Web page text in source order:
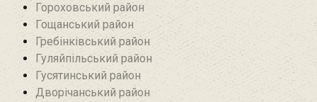
Гороховський район
Гощанський район
Гребінківський район
Гуляйпільський район‎
Гусятинський район‎
Дворічанський район